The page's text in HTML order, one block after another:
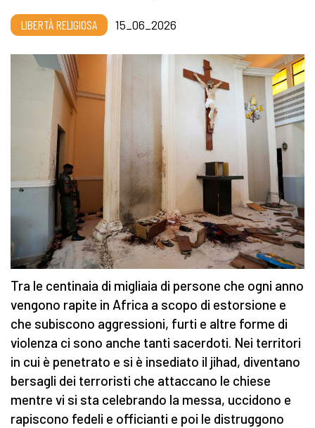
LIBERTÀ RELIGIOSA 15_06_2026
Tra le centinaia di migliaia di persone che ogni anno
vengono rapite in Africa a scopo di estorsione e
che subiscono aggressioni, furti e altre forme di
violenza ci sono anche tanti sacerdoti. Nei territori
in cui è penetrato e si è insediato il jihad, diventano
bersagli dei terroristi che attaccano le chiese
mentre vi si sta celebrando la messa, uccidono e
rapiscono fedeli e officianti e poi le distruggono